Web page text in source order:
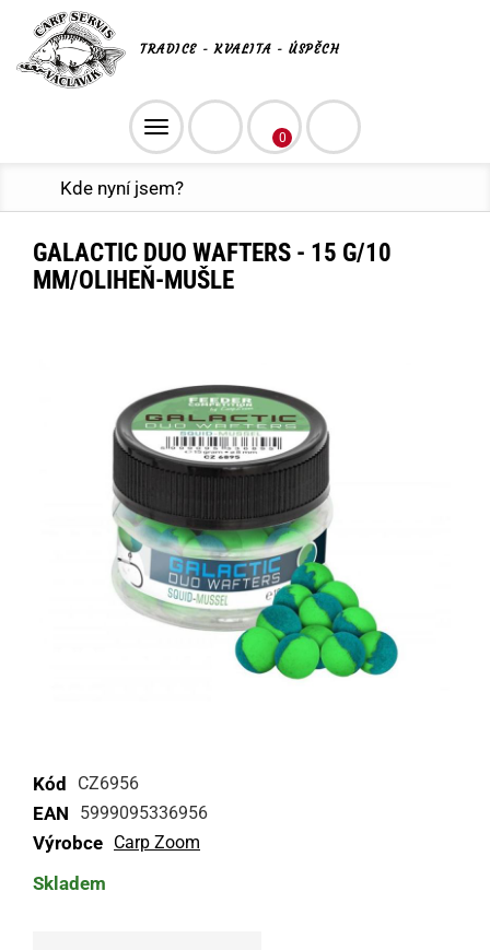
TRADICE - KVALITA - ÚSPĚCH
Toggle
navigation
0
Kde nyní jsem?
GALACTIC DUO WAFTERS - 15 G/10
MM/OLIHEŇ-MUŠLE
Kód CZ6956
EAN 5999095336956
Výrobce Carp Zoom
Skladem